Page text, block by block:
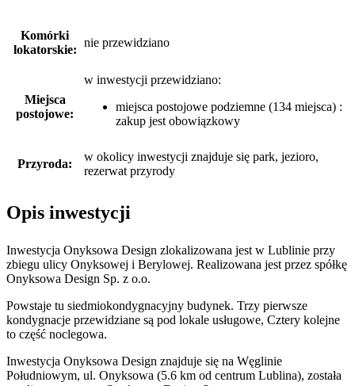
Komórki
lokatorskie:
nie przewidziano
Miejsca
postojowe:
w inwestycji przewidziano:
miejsca postojowe podziemne (134 miejsca) :
zakup jest obowiązkowy
Przyroda:
w okolicy inwestycji znajduje się park, jezioro,
rezerwat przyrody
Opis inwestycji
Inwestycja Onyksowa Design zlokalizowana jest w Lublinie przy
zbiegu ulicy Onyksowej i Berylowej. Realizowana jest przez spółkę
Onyksowa Design Sp. z o.o.
Powstaje tu siedmiokondygnacyjny budynek. Trzy pierwsze
kondygnacje przewidziane są pod lokale usługowe, Cztery kolejne
to część noclegowa.
Inwestycja Onyksowa Design znajduje się na Węglinie
Południowym, ul. Onyksowa (5.6 km od centrum Lublina), została